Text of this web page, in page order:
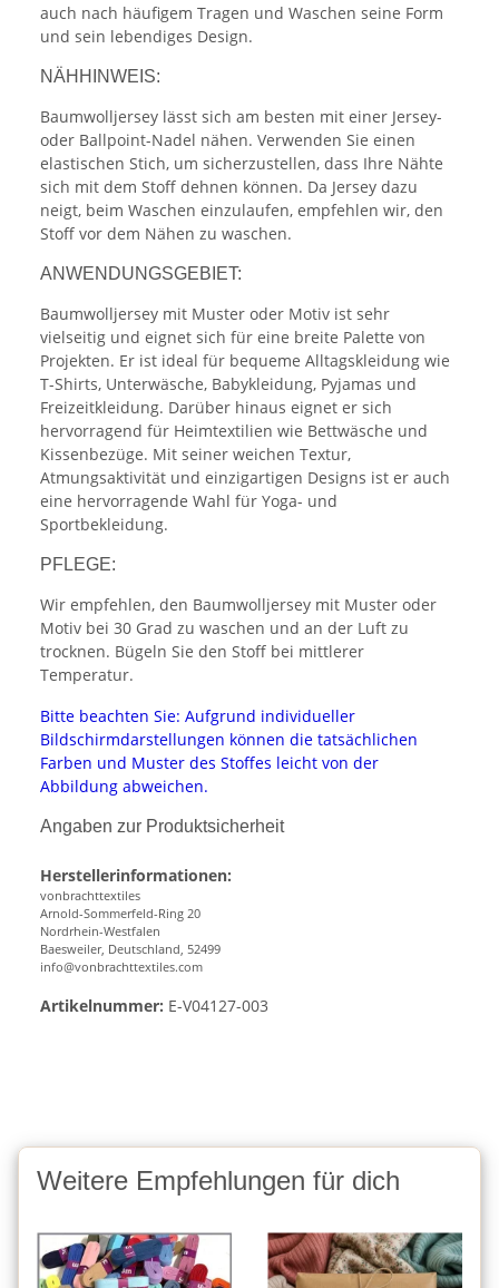
auch nach häufigem Tragen und Waschen seine Form
und sein lebendiges Design.
NÄHHINWEIS:
Baumwolljersey lässt sich am besten mit einer Jersey-
oder Ballpoint-Nadel nähen. Verwenden Sie einen
elastischen Stich, um sicherzustellen, dass Ihre Nähte
sich mit dem Stoff dehnen können. Da Jersey dazu
neigt, beim Waschen einzulaufen, empfehlen wir, den
Stoff vor dem Nähen zu waschen.
ANWENDUNGSGEBIET:
Baumwolljersey mit Muster oder Motiv ist sehr
vielseitig und eignet sich für eine breite Palette von
Projekten. Er ist ideal für bequeme Alltagskleidung wie
T-Shirts, Unterwäsche, Babykleidung, Pyjamas und
Freizeitkleidung. Darüber hinaus eignet er sich
hervorragend für Heimtextilien wie Bettwäsche und
Kissenbezüge. Mit seiner weichen Textur,
Atmungsaktivität und einzigartigen Designs ist er auch
eine hervorragende Wahl für Yoga- und
Sportbekleidung.
PFLEGE:
Wir empfehlen, den Baumwolljersey mit Muster oder
Motiv bei 30 Grad zu waschen und an der Luft zu
trocknen. Bügeln Sie den Stoff bei mittlerer
Temperatur.
Bitte beachten Sie: Aufgrund individueller
Bildschirmdarstellungen können die tatsächlichen
Farben und Muster des Stoffes leicht von der
Abbildung abweichen.
Angaben zur Produktsicherheit
Herstellerinformationen:
vonbrachttextiles
Arnold-Sommerfeld-Ring 20
Nordrhein-Westfalen
Baesweiler, Deutschland, 52499
info@vonbrachttextiles.com
Artikelnummer: E-V04127-003
Weitere Empfehlungen für dich